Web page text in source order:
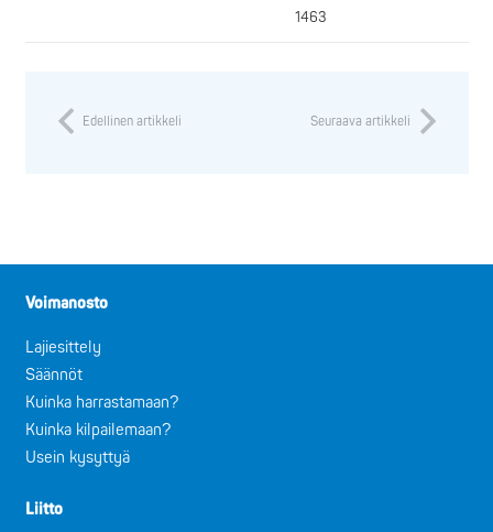
1463
Edellinen artikkeli Seuraava artikkeli
Voimanosto
Lajiesittely
Säännöt
Kuinka harrastamaan?
Kuinka kilpailemaan?
Usein kysyttyä
Liitto